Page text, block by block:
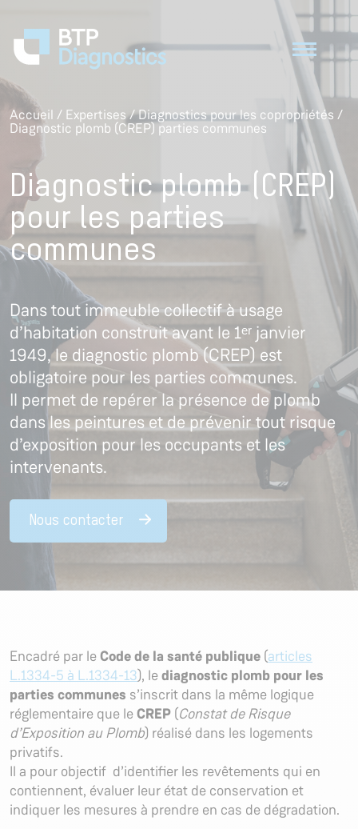
Accueil / Expertises/Diagnostics pour les copropriétés /
Diagnostic plomb (CREP) parties communes
Diagnostic plomb (CREP)
pour les parties
communes
Dans tout immeuble collectif à usage
d’habitation construit avant le 1ᵉʳ janvier
1949, le diagnostic plomb (CREP) est
obligatoire pour les parties communes.
Il permet de repérer la présence de plomb
dans les peintures et de prévenir tout risque
d’exposition pour les occupants et les
intervenants.
Nous contacter
Encadré par leCode de la santé publique (articles
L.1334-5 à L.1334-13), lediagnostic plomb pour les
parties communes s’inscrit dans la même logique
réglementaire que leCREP (Constat de Risque
d’Exposition au Plomb) réalisé dans les logements
privatifs.
Il a pour objectif d’identifier les revêtements qui en
contiennent, évaluer leur état de conservation et
indiquer les mesures à prendre en cas de dégradation.